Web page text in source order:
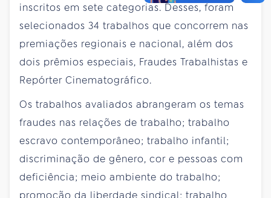
inscritos em sete categorias. Desses, foram
selecionados 34 trabalhos que concorrem nas
premiações regionais e nacional, além dos
dois prêmios especiais, Fraudes Trabalhistas e
Repórter Cinematográfico.
Os trabalhos avaliados abrangeram os temas
fraudes nas relações de trabalho; trabalho
escravo contemporâneo; trabalho infantil;
discriminação de gênero, cor e pessoas com
deficiência; meio ambiente do trabalho;
promoção da liberdade sindical; trabalho